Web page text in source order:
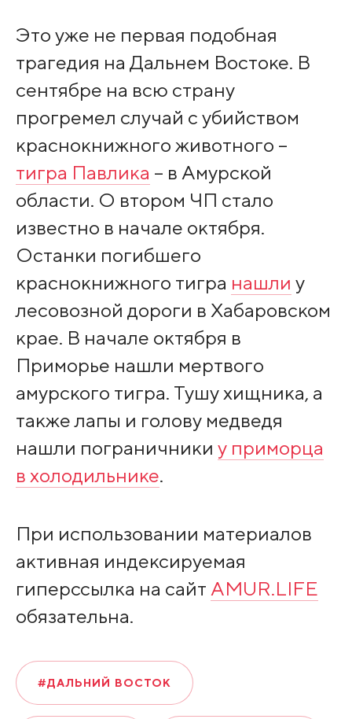
Это уже не первая подобная
трагедия на Дальнем Востоке. В
сентябре на всю страну
прогремел случай с убийством
краснокнижного животного –
тигра Павлика – в Амурской
области. О втором ЧП стало
известно в начале октября.
Останки погибшего
краснокнижного тигра нашли у
лесовозной дороги в Хабаровском
крае. В начале октября в
Приморье нашли мертвого
амурского тигра. Тушу хищника, а
также лапы и голову медведя
нашли пограничники у приморца
в холодильнике.
При использовании материалов
активная индексируемая
гиперссылка на сайт AMUR.LIFE
обязательна.
#ДАЛЬНИЙ ВОСТОК